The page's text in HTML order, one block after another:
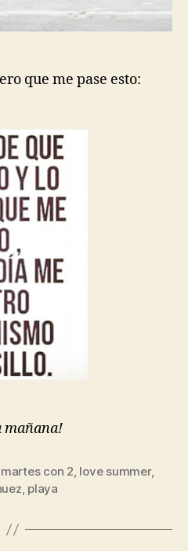
que me pase esto:
mañana!
con 2, love summer,
, playa